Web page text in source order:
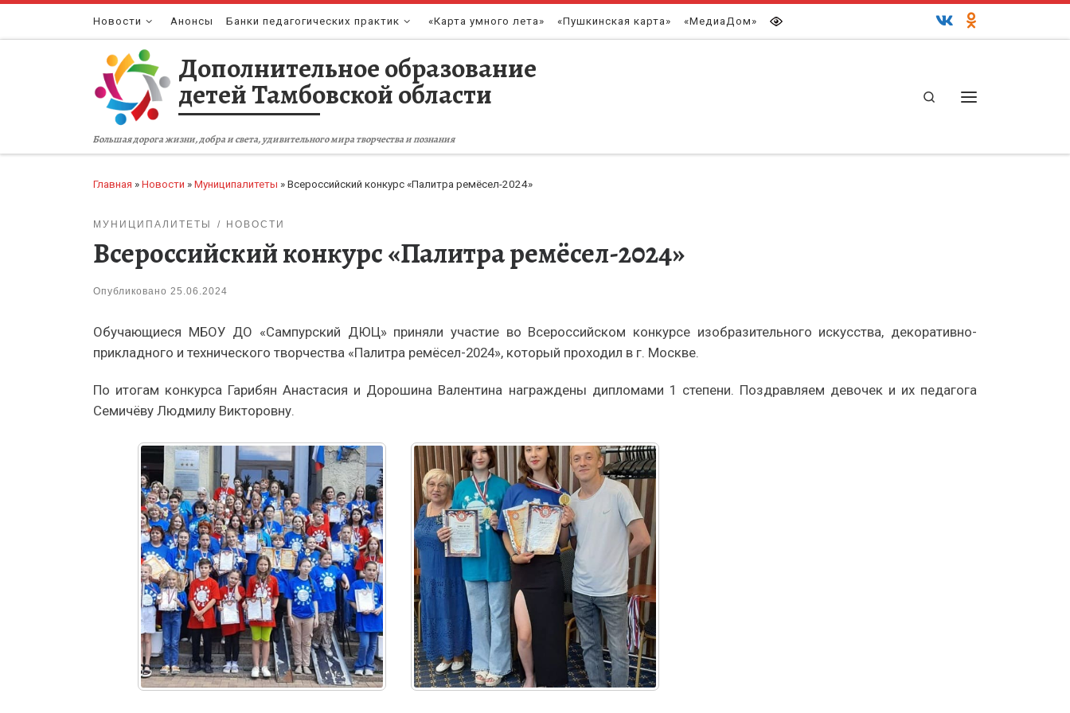
Перейти к содержимому
Новости Анонсы Банки педагогических практик «Карта умного лета» «Пушкинская карта» «МедиаДом»
Дополнительное образование
детей Тамбовской области
Большая дорога жизни, добра и света, удивительного мира творчества и познания
Search
Главная » Новости » Муниципалитеты » Всероссийский конкурс «Палитра ремёсел-2024»
МУНИЦИПАЛИТЕТЫ НОВОСТИ
Всероссийский конкурс «Палитра ремёсел-2024»
Опубликовано 25.06.2024
Обучающиеся МБОУ ДО «Сампурский ДЮЦ» приняли участие во Всероссийском конкурсе изобразительного искусства, декоративно-
прикладного и технического творчества «Палитра ремёсел-2024», который проходил в г. Москве.
По итогам конкурса Гарибян Анастасия и Дорошина Валентина награждены дипломами 1 степени. Поздравляем девочек и их педагога
Семичёву Людмилу Викторовну.